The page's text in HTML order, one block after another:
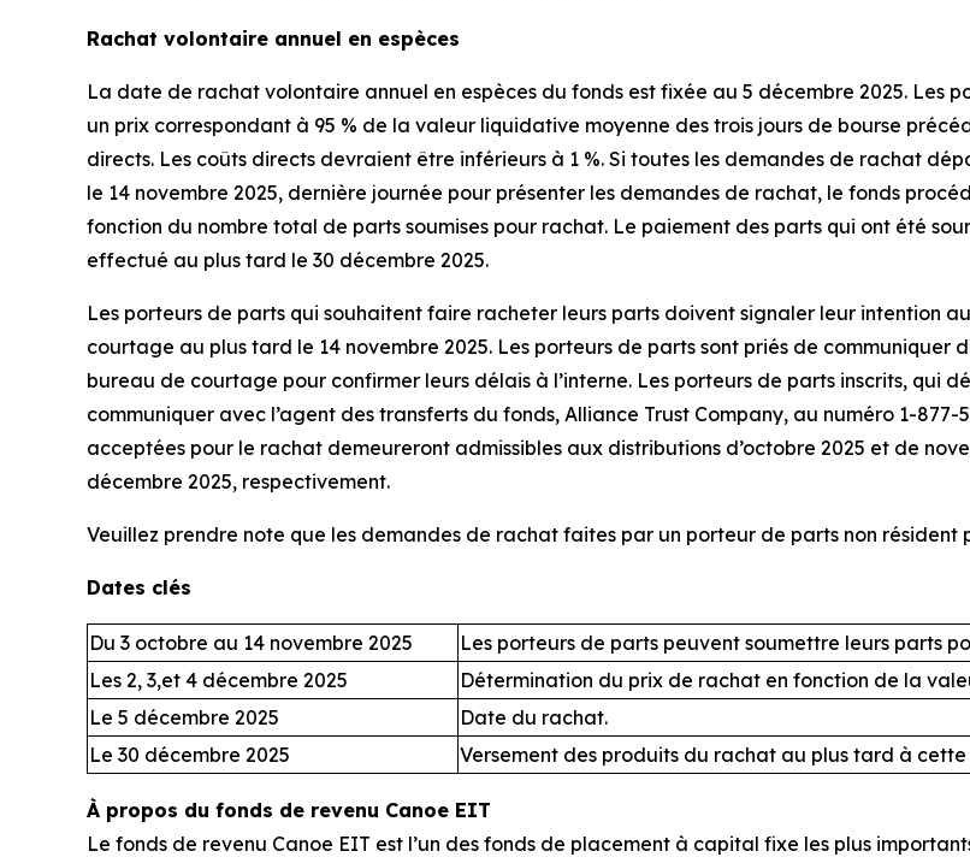
Rachat volontaire annuel en espèces
La date de rachat volontaire annuel en espèces du fonds est fixée au 5 décembre 2025. Les
un prix correspondant à 95 % de la valeur liquidative moyenne des trois jours de bourse
directs. Les coûts directs devraient être inférieurs à 1 %. Si toutes les demandes de rachat
le 14 novembre 2025, dernière journée pour présenter les demandes de rachat, le fonds
fonction du nombre total de parts soumises pour rachat. Le paiement des parts qui ont été
effectué au plus tard le 30 décembre 2025.
Les porteurs de parts qui souhaitent faire racheter leurs parts doivent signaler leur intention
courtage au plus tard le 14 novembre 2025. Les porteurs de parts sont priés de
bureau de courtage pour confirmer leurs délais à l’interne. Les porteurs de parts inscrits, qui
communiquer avec l’agent des transferts du fonds, Alliance Trust Company, au numéro 1-
acceptées pour le rachat demeureront admissibles aux distributions d’octobre 2025 et de
décembre 2025, respectivement.
Veuillez prendre note que les demandes de rachat faites par un porteur de parts non résident
Dates clés
Du 3 octobre au 14 novembre 2025
Les porteurs de parts peuvent soumettre leurs parts
Les 2, 3,et 4 décembre 2025
Détermination du prix de rachat en fonction de la
Le 5 décembre 2025
Date du rachat.
Le 30 décembre 2025
Versement des produits du rachat au plus tard à
À propos du fonds de revenu Canoe EIT
Le fonds de revenu Canoe EIT est l’un des fonds de placement à capital fixe les plus